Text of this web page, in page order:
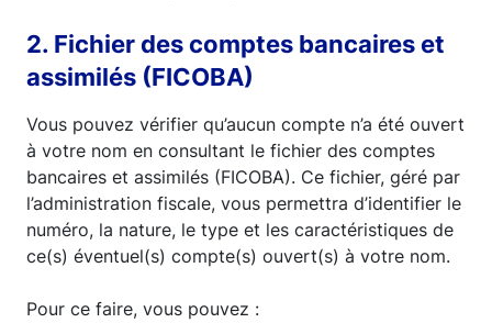
2. Fichier des comptes bancaires et
assimilés (FICOBA)
Vous pouvez vérifier qu’aucun compte n’a été ouvert
à votre nom en consultant le fichier des comptes
bancaires et assimilés (FICOBA). Ce fichier, géré par
l’administration fiscale, vous permettra d’identifier le
numéro, la nature, le type et les caractéristiques de
ce(s) éventuel(s) compte(s) ouvert(s) à votre nom.
Pour ce faire, vous pouvez :